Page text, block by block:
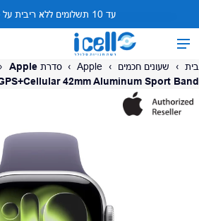
עד 10 תשלומים ללא ריבית על כל האתר
המוצר נוסף לעגלה
לתשלום
בית › שעונים חכמים ›
Apple
› סדרת Apple Watch Series 11 ›
Apple
42mm Aluminum Sport Band
על המוצר